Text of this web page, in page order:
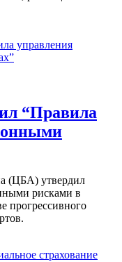
“Правила
(ЦБА) утвердил
рисками в
прогрессивного